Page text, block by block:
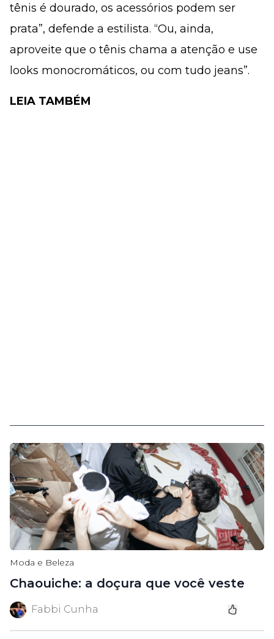
tênis é dourado, os acessórios podem ser
prata”, defende a estilista. “Ou, ainda,
aproveite que o tênis chama a atenção e use
looks monocromáticos, ou com tudo jeans”.
LEIA TAMBÉM
Moda e Beleza
Chaouiche: a doçura que você veste
Fabbi Cunha